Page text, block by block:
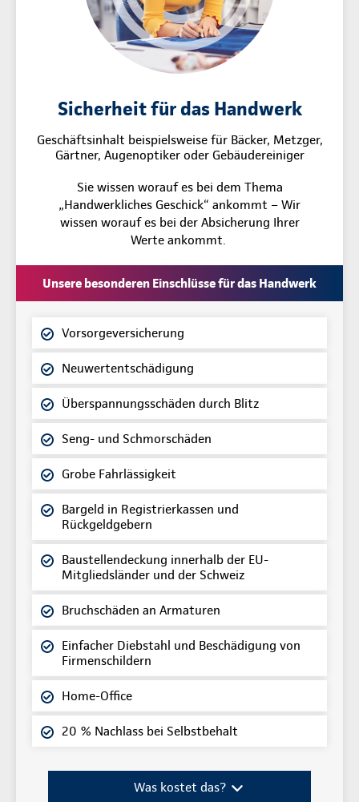
Sicherheit für das Handwerk
Geschäftsinhalt beispielsweise für Bäcker, Metzger,
Gärtner, Augenoptiker oder Gebäudereiniger
Sie wissen worauf es bei dem Thema
„Handwerkliches Geschick“ ankommt – Wir
wissen worauf es bei der Absicherung Ihrer
Werte ankommt.
Unsere besonderen Einschlüsse für das Handwerk
Vorsorgeversicherung
Neuwertentschädigung
Überspannungsschäden durch Blitz
Seng- und Schmorschäden
Grobe Fahrlässigkeit
Bargeld in Registrierkassen und
Rückgeldgebern
Baustellendeckung innerhalb der EU-
Mitgliedsländer und der Schweiz
Bruchschäden an Armaturen
Einfacher Diebstahl und Beschädigung von
Firmenschildern
Home-Office
20 % Nachlass bei Selbstbehalt
Was kostet das?